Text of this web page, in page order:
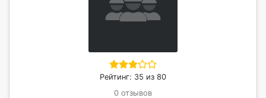
Рейтинг: 35 из 80
0 отзывов